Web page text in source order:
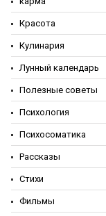
Красота
Кулинария
Лунный календарь
Полезные советы
Психология
Психосоматика
Рассказы
Стихи
Фильмы